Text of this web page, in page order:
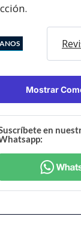
Mostrar
en